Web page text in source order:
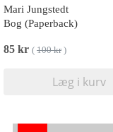
Mari Jungstedt
Bog (Paperback)
85 kr ( 100 kr)
Læg i kurv